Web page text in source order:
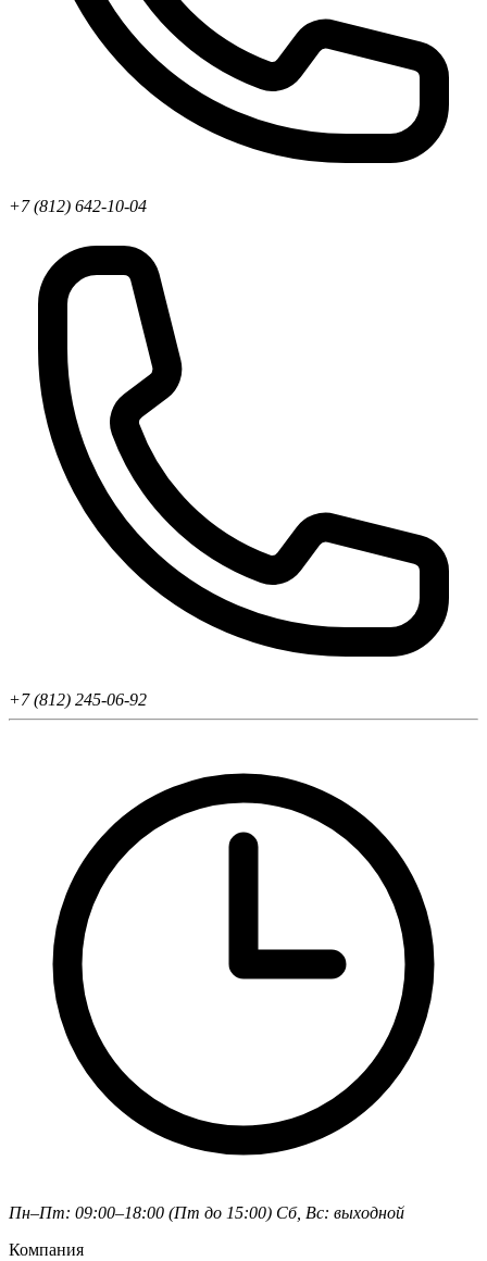
+7 (812) 642-10-04
+7 (812) 245-06-92
Пн–Пт: 09:00–18:00 (Пт до 15:00) Сб, Вс: выходной
Компания